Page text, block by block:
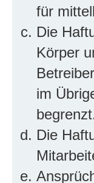
für
Die
Körper
im
Die